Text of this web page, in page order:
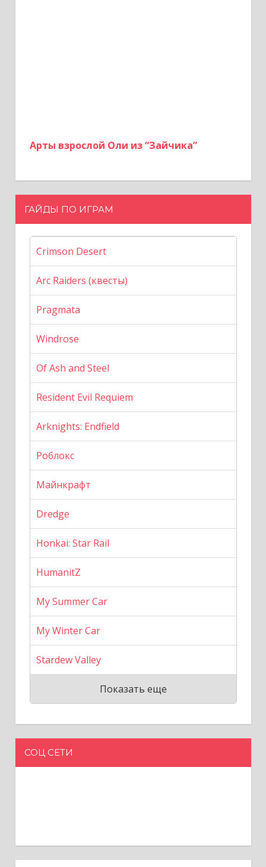
Арты взрослой Оли из “Зайчика”
ГАЙДЫ ПО ИГРАМ
Crimson Desert
Arc Raiders (квесты)
Pragmata
Windrose
Of Ash and Steel
Resident Evil Requiem
Arknights: Endfield
Роблокс
Майнкрафт
Dredge
Honkai: Star Rail
HumanitZ
My Summer Car
My Winter Car
Stardew Valley
Показать еще
СОЦ СЕТИ